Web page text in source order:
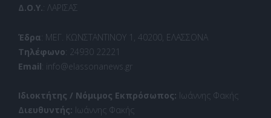
Δ.Ο.Υ.: ΛΑΡΙΣΑΣ
Έδρα: ΜΕΓ. ΚΩΝΣΤΑΝΤΙΝΟΥ 1, 40200, ΕΛΑΣΣΟΝΑ
Τηλέφωνο: 24930 22221
Email: info@elassonanews.gr
Ιδιοκτήτης / Νόμιμος Εκπρόσωπος: Ιωάννης Φακής
Διευθυντής: Ιωάννης Φακής